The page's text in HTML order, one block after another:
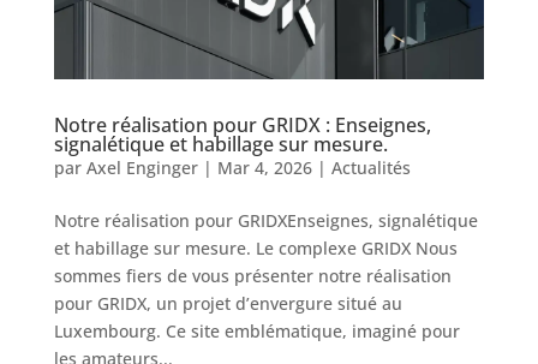
Notre réalisation pour GRIDX : Enseignes,
signalétique et habillage sur mesure.
par Axel Enginger| Mar 4, 2026| Actualités
Notre réalisation pour GRIDXEnseignes, signalétique
et habillage sur mesure. Le complexe GRIDX Nous
sommes fiers de vous présenter notre réalisation
pour GRIDX, un projet d’envergure situé au
Luxembourg. Ce site emblématique, imaginé pour
les amateurs...